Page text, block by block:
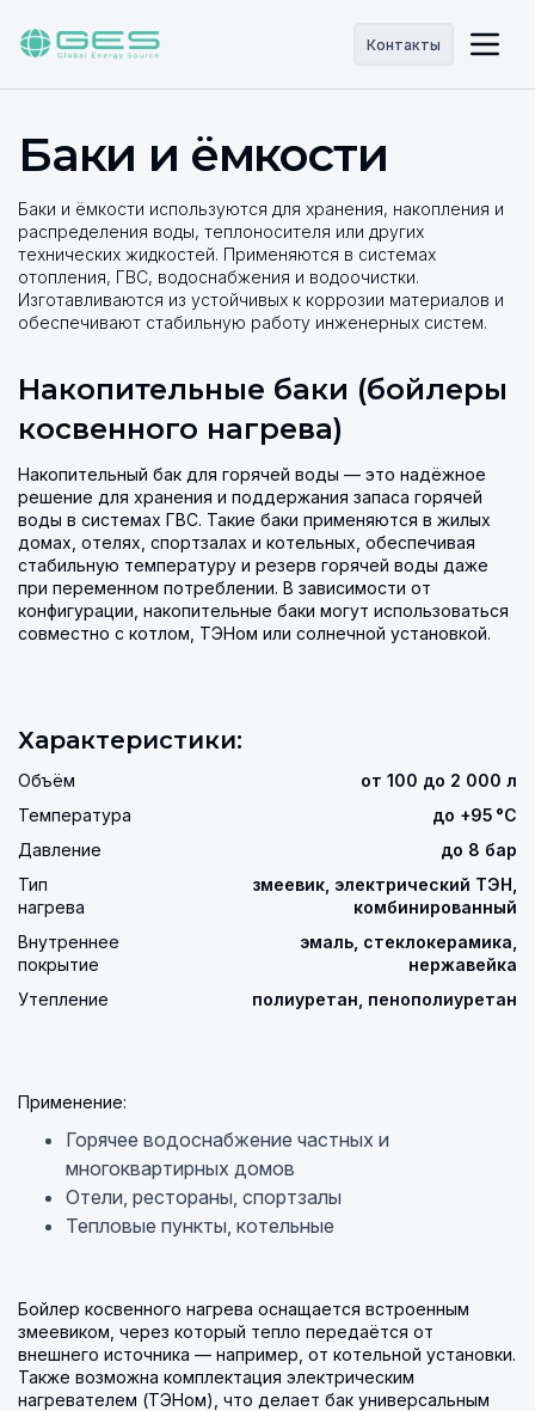
Контакты
Баки и ёмкости
Баки и ёмкости используются для хранения, накопления и
распределения воды, теплоносителя или других
технических жидкостей. Применяются в системах
отопления, ГВС, водоснабжения и водоочистки.
Изготавливаются из устойчивых к коррозии материалов и
обеспечивают стабильную работу инженерных систем.
Накопительные баки (бойлеры
косвенного нагрева)
Накопительный бак для горячей воды — это надёжное
решение для хранения и поддержания запаса горячей
воды в системах ГВС. Такие баки применяются в жилых
домах, отелях, спортзалах и котельных, обеспечивая
стабильную температуру и резерв горячей воды даже
при переменном потреблении. В зависимости от
конфигурации, накопительные баки могут использоваться
совместно с котлом, ТЭНом или солнечной установкой.
Характеристики:
Объём
от 100 до 2 000 л
Температура
до +95 °C
Давление
до 8 бар
Тип
нагрева
змеевик, электрический ТЭН,
комбинированный
Внутреннее
покрытие
эмаль, стеклокерамика,
нержавейка
Утепление
полиуретан, пенополиуретан
Применение:
Горячее водоснабжение частных и
многоквартирных домов
Отели, рестораны, спортзалы
Тепловые пункты, котельные
Бойлер косвенного нагрева оснащается встроенным
змеевиком, через который тепло передаётся от
внешнего источника — например, от котельной установки.
Также возможна комплектация электрическим
нагревателем (ТЭНом), что делает бак универсальным